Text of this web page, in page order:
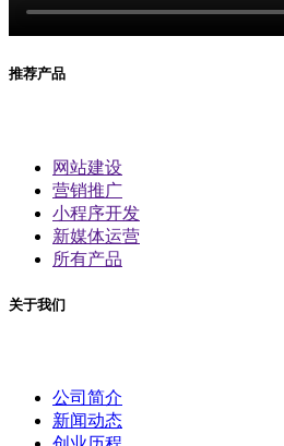
推荐产品
网站建设
营销推广
小程序开发
新媒体运营
所有产品
关于我们
公司简介
新闻动态